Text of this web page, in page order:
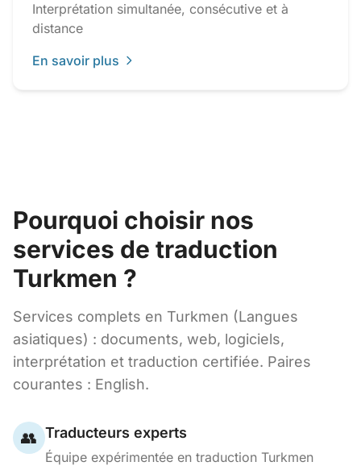
Interprétation simultanée, consécutive et à
distance
En savoir plus
Pourquoi choisir nos
services de traduction
Turkmen ?
Services complets en Turkmen (Langues
asiatiques) : documents, web, logiciels,
interprétation et traduction certifiée. Paires
courantes : English.
👥 Traducteurs experts
Équipe expérimentée en traduction Turkmen